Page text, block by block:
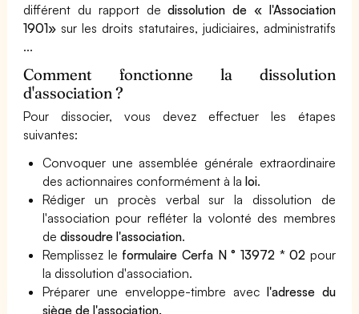
différent du rapport dedissolution de « l'Association
1901» sur les droits statutaires, judiciaires, administratifs
...
Comment fonctionne la dissolution
d'association ?
Pour dissocier, vous devez effectuer les étapes
suivantes:
Convoquer une assemblée générale extraordinaire
des actionnaires conformément à laloi.
Rédiger un procès verbal sur la dissolution de
l'association pour refléter la volonté des membres
dedissoudre l'association.
Remplissez le formulaire Cerfa N ° 13972 * 02 pour
la dissolution d'association.
Préparer une enveloppe-timbre avec l'adresse du
siège de l'association.